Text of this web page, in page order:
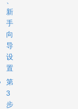
新
手
向
导
设
置
第
3
步